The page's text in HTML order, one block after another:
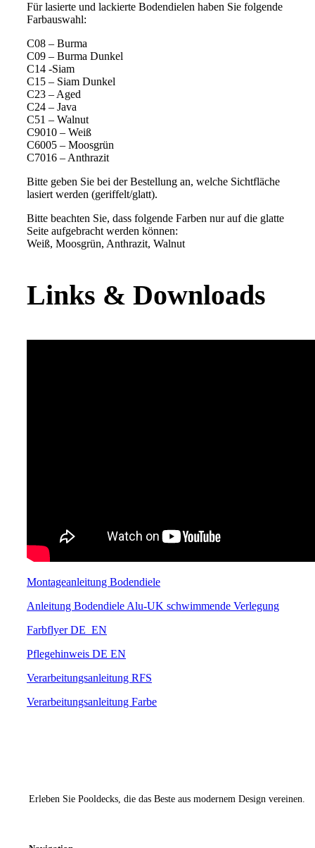
Für lasierte und lackierte Bodendielen haben Sie folgende
Farbauswahl:
C08 – Burma
C09 – Burma Dunkel
C14 -Siam
C15 – Siam Dunkel
C23 – Aged
C24 – Java
C51 – Walnut
C9010 – Weiß
C6005 – Moosgrün
C7016 – Anthrazit
Bitte geben Sie bei der Bestellung an, welche Sichtfläche
lasiert werden (geriffelt/glatt).
Bitte beachten Sie, dass folgende Farben nur auf die glatte
Seite aufgebracht werden können:
Weiß, Moosgrün, Anthrazit, Walnut
Links & Downloads
Montageanleitung Bodendiele
Anleitung Bodendiele Alu-UK schwimmende Verlegung
Farbflyer DE_EN
Pflegehinweis DE EN
Verarbeitungsanleitung RFS
Verarbeitungsanleitung Farbe
Erleben Sie Pooldecks, die das Beste aus modernem Design vereinen.